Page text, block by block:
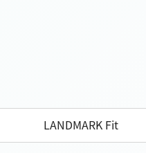
LANDMARK Fit